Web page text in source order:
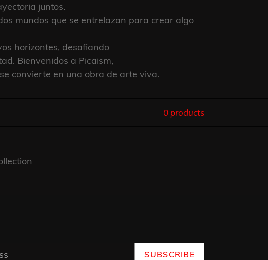
juntos.
mundos que se entrelazan para crear algo
horizontes, desafiando
Bienvenidos a Picaism,
convierte en una obra de arte viva.
0 products
SUBSCRIBE